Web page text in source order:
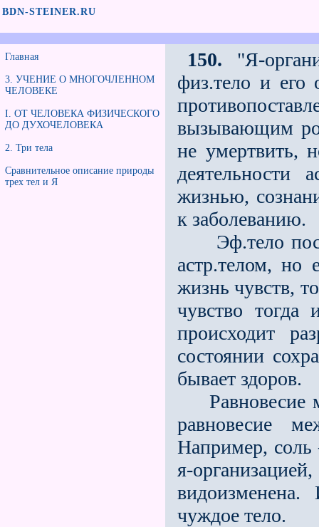
BDN-STEINER.RU
Главная
3. УЧЕНИЕ О МНОГОЧЛЕННОМ
ЧЕЛОВЕКЕ
I. ОТ ЧЕЛОВЕКА ФИЗИЧЕСКОГО
ДО ДУХОЧЕЛОВЕКА
2. Три тела
Сравнительное описание природы
трех тел и Я
150. "Я-
физ.тело и
вызывающим
не умертвить,
деятельности
жизнью,
к заболеванию.
Эф.тело
астр.телом, но
жизнь чувств,
чувство
происходит
состоянии
бывает здоров.
Равновесие
равновесие
Например,
я-
чуждое тело.